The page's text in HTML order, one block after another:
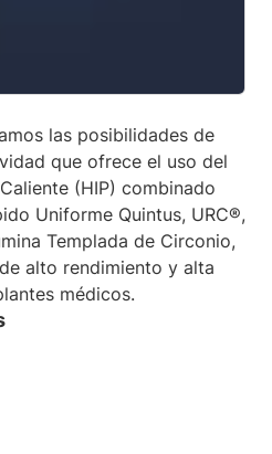
las posibilidades de
que ofrece el uso del
(HIP) combinado
Uniforme Quintus, URC®,
Templada de Circonio,
alto rendimiento y alta
médicos.